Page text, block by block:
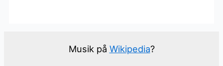
Musik på Wikipedia?